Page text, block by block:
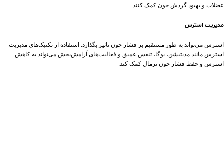
عضلات و بهبود گردش خون کمک کنند.
مدیریت استرس
استرس می‌تواند به طور مستقیم بر فشار خون تاثیر بگذارد. استفاده از تکنیک‌های مدیریت
استرس مانند مدیتیشن، یوگا، تنفس عمیق و فعالیت‌های آرامش‌بخش می‌تواند به کاهش
استرس و حفظ فشار خون نرمال کمک کند.